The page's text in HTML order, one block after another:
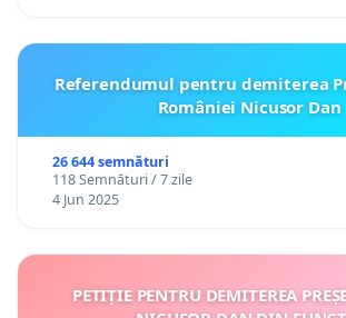
Referendumul pentru demiterea
României Nicusor Dan
26 644 semnături
118 Semnături / 7 zile
4 Jun 2025
PETIȚIE PENTRU DEMITEREA